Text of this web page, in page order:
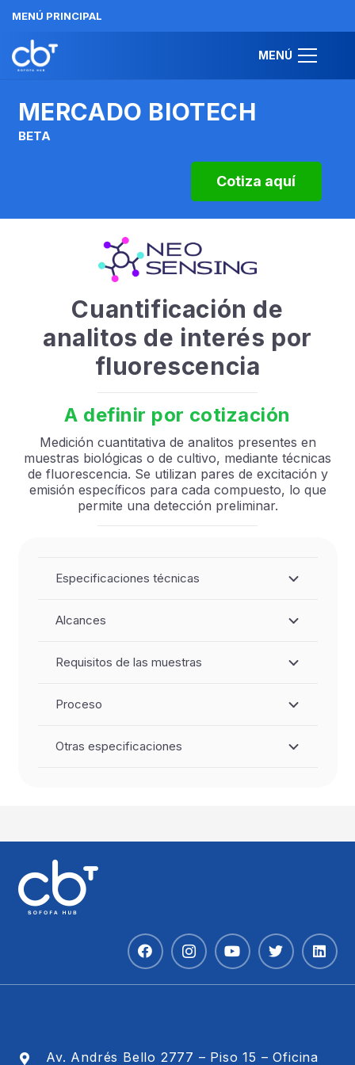
MENÚ PRINCIPAL
MENÚ
MERCADO BIOTECH
BETA
Cotiza aquí
Cuantificación de
analitos de interés por
fluorescencia
A definir por cotización
Medición cuantitativa de analitos presentes en
muestras biológicas o de cultivo, mediante técnicas
de fluorescencia. Se utilizan pares de excitación y
emisión específicos para cada compuesto, lo que
permite una detección preliminar.
Especificaciones técnicas
Alcances
Requisitos de las muestras
Proceso
Otras especificaciones
Av. Andrés Bello 2777 – Piso 15 – Oficina